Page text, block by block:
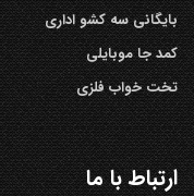
بایگانی سه کشو اداری
کمد جا موبایلی
تخت خواب فلزی
ارتباط با ما